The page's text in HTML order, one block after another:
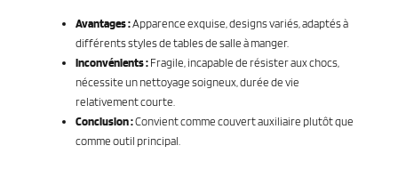
Avantages :Apparence exquise, designs variés, adaptés à
différents styles de tables de salle à manger.
Inconvénients :Fragile, incapable de résister aux chocs,
nécessite un nettoyage soigneux, durée de vie
relativement courte.
Conclusion :Convient comme couvert auxiliaire plutôt que
comme outil principal.